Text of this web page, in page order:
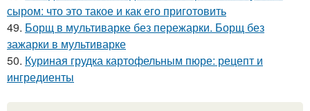
сыром: что это такое и как его приготовить
49. Борщ в мультиварке без пережарки. Борщ без
зажарки в мультиварке
50. Куриная грудка картофельным пюре: рецепт и
ингредиенты